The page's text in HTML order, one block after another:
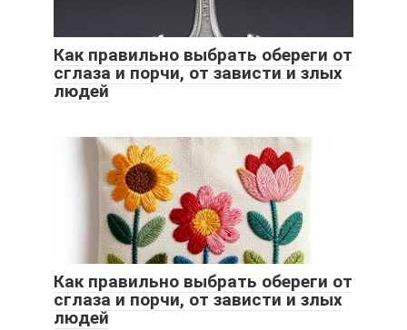
Как правильно выбрать обереги от
сглаза и порчи, от зависти и злых
людей
Как правильно выбрать обереги от
сглаза и порчи, от зависти и злых
людей